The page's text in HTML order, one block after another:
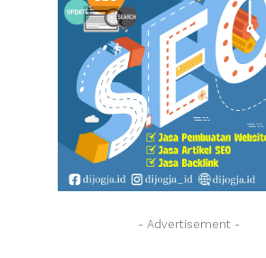
- Advertisement -